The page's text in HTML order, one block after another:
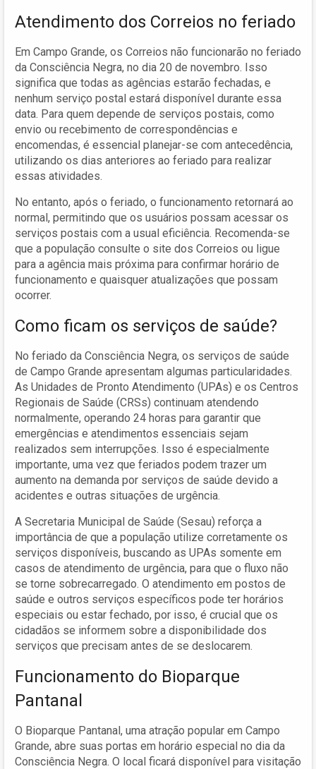
Atendimento dos Correios no feriado
Em Campo Grande, os Correios não funcionarão no feriado
da Consciência Negra, no dia 20 de novembro. Isso
significa que todas as agências estarão fechadas, e
nenhum serviço postal estará disponível durante essa
data. Para quem depende de serviços postais, como
envio ou recebimento de correspondências e
encomendas, é essencial planejar-se com antecedência,
utilizando os dias anteriores ao feriado para realizar
essas atividades.
No entanto, após o feriado, o funcionamento retornará ao
normal, permitindo que os usuários possam acessar os
serviços postais com a usual eficiência. Recomenda-se
que a população consulte o site dos Correios ou ligue
para a agência mais próxima para confirmar horário de
funcionamento e quaisquer atualizações que possam
ocorrer.
Como ficam os serviços de saúde?
No feriado da Consciência Negra, os serviços de saúde
de Campo Grande apresentam algumas particularidades.
As Unidades de Pronto Atendimento (UPAs) e os Centros
Regionais de Saúde (CRSs) continuam atendendo
normalmente, operando 24 horas para garantir que
emergências e atendimentos essenciais sejam
realizados sem interrupções. Isso é especialmente
importante, uma vez que feriados podem trazer um
aumento na demanda por serviços de saúde devido a
acidentes e outras situações de urgência.
A Secretaria Municipal de Saúde (Sesau) reforça a
importância de que a população utilize corretamente os
serviços disponíveis, buscando as UPAs somente em
casos de atendimento de urgência, para que o fluxo não
se torne sobrecarregado. O atendimento em postos de
saúde e outros serviços específicos pode ter horários
especiais ou estar fechado, por isso, é crucial que os
cidadãos se informem sobre a disponibilidade dos
serviços que precisam antes de se deslocarem.
Funcionamento do Bioparque
Pantanal
O Bioparque Pantanal, uma atração popular em Campo
Grande, abre suas portas em horário especial no dia da
Consciência Negra. O local ficará disponível para visitação